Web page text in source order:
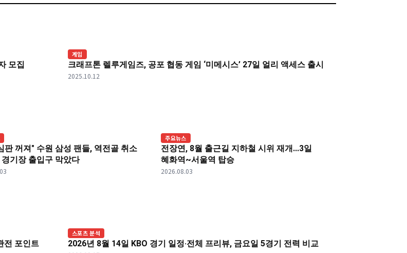
모집
게임
크래프톤 렐루게임즈, 공포 협동 게임 ‘미메시스’ 27일 얼리 액세스 출시
2025.10.12
판 꺼져" 수원 삼성 팬들, 역전골 취소
기장 출입구 막았다
주요뉴스
전장연, 8월 출근길 지하철 시위 재개...3일
혜화역~서울역 탑승
2026.08.03
전 포인트
스포츠 분석
2026년 8월 14일 KBO 경기 일정·전체 프리뷰, 금요일 5경기 전력 비교